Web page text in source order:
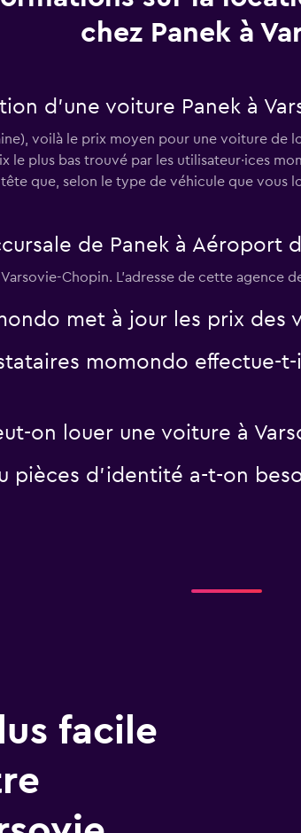
chez Panek à
d’une voiture Panek à
voilà le prix moyen pour une voiture de
le plus bas trouvé par les utilisateur·ices
tête que, selon le type de véhicule que vous
de Panek à Aéroport
Chopin. L’adresse de cette agence
met à jour les prix des
momondo effectue-
on louer une voiture à
pièces d'identité a-t-on
facile